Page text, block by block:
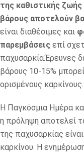
της καθιστικής
βάρους αποτελούν
είναι διαθέσιμες και
παρεμβάσεις επί
παχυσαρκία.Έρευνες
βάρους 10-15%
ορισμένους καρκίνους.
Η Παγκόσμια Ημέρα
η πρόληψη αποτελεί
της παχυσαρκίας
καρκίνου. Η